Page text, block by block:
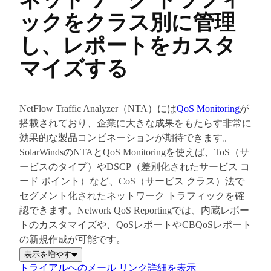
ックをクラス別に管理
し、レポートをカスタ
マイズする
NetFlow Traffic Analyzer（NTA）にはQoS Monitoringが
搭載されており、企業に大きな成果をもたらす非常に
効果的な製品コンビネーションが期待できます。
SolarWindsのNTAとQoS Monitoringを使えば、ToS（サ
ービスのタイプ）やDSCP（差別化されたサービス コ
ード ポイント）など、CoS（サービス クラス）法で
セグメント化されたネットワーク トラフィックを確
認できます。Network QoS Reportingでは、内蔵レポー
トのカスタマイズや、QoSレポートやCBQoSレポート
の新規作成が可能です。
表示を増やす
トライアルへのメール リンク詳細を表示